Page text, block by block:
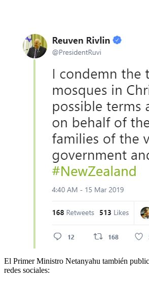
El Primer Ministro Netanyahu también
redes sociales: